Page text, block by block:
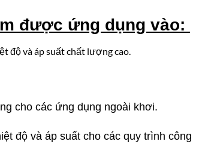
được ứng dụng vào:
độ và áp suất chất lượng cao.
cho các ứng dụng ngoài khơi.
độ và áp suất cho các quy trình công